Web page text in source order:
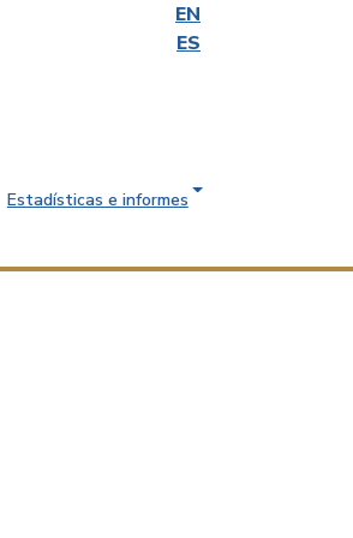
EN
ES
Estadísticas e informes